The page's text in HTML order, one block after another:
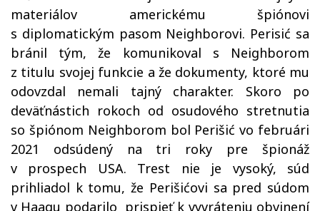
materiálov americkému špiónovi
s diplomatickým pasom Neighborovi. Perisić sa
bránil tým, že komunikoval s Neighborom
z titulu svojej funkcie a že dokumenty, ktoré mu
odovzdal nemali tajný charakter. Skoro po
deväťnástich rokoch od osudového stretnutia
so špiónom Neighborom bol Perišić vo februári
2021 odsúdený na tri roky pre špionáž
v prospech USA. Trest nie je vysoký, súd
prihliadol k tomu, že Perišićovi sa pred súdom
v Haagu podarilo prispieť k vyvráteniu obvinení